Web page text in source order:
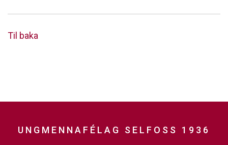
Til baka
UNGMENNAFÉLAG SELFOSS 1936